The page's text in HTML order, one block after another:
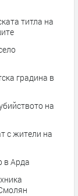
титла на
градина в
на
с жители на
в Арда